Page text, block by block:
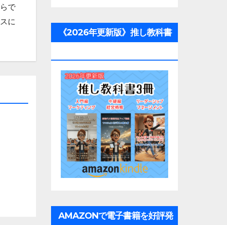
で
に
《2026年更新版》推し教科書
AMAZONで電子書籍を好評発